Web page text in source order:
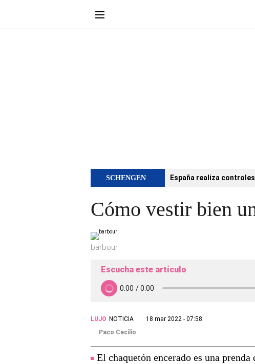
SCHENGEN España realiza
Cómo vestir bien
barbour
Escucha este artículo
LUJO NOTICIA
18 mar 2022 - 07:58
Paco Cecilio
El chaquetón encerado es una